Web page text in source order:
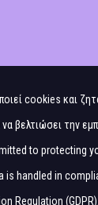
cookies και
βελτιώσει την
to protecting
is handled in
Regulation (GDPR)